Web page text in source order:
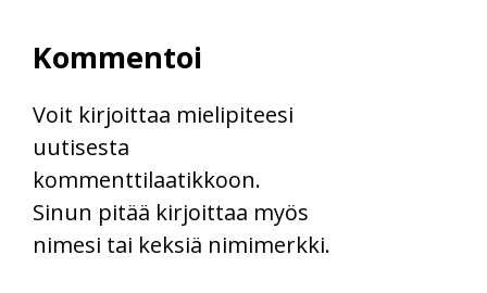
Kommentoi
Voit kirjoittaa mielipiteesi
uutisesta
kommenttilaatikkoon.
Sinun pitää kirjoittaa myös
nimesi tai keksiä nimimerkki.